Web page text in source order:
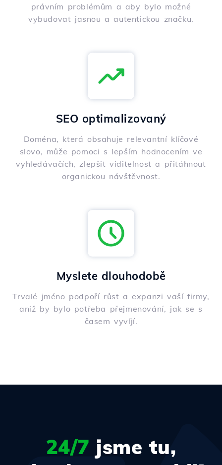
právním problémům a aby bylo možné
vybudovat jasnou a autentickou značku.
SEO optimalizovaný
Doména, která obsahuje relevantní klíčové
slovo, může pomoci s lepším hodnocením ve
vyhledávačích, zlepšit viditelnost a přitáhnout
organickou návštěvnost.
Myslete dlouhodobě
Trvalé jméno podpoří růst a expanzi vaší firmy,
aniž by bylo potřeba přejmenování, jak se s
časem vyvíjí.
24/7 jsme tu,